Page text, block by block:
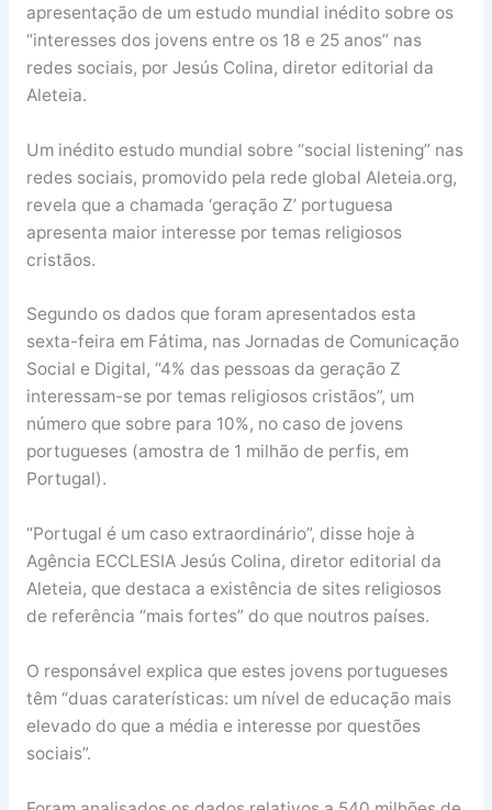
apresentação de um estudo mundial inédito sobre os
“interesses dos jovens entre os 18 e 25 anos” nas
redes sociais, por Jesús Colina, diretor editorial da
Aleteia.
Um inédito estudo mundial sobre “social listening” nas
redes sociais, promovido pela rede global Aleteia.org,
revela que a chamada ‘geração Z’ portuguesa
apresenta maior interesse por temas religiosos
cristãos.
Segundo os dados que foram apresentados esta
sexta-feira em Fátima, nas Jornadas de Comunicação
Social e Digital, “4% das pessoas da geração Z
interessam-se por temas religiosos cristãos”, um
número que sobre para 10%, no caso de jovens
portugueses (amostra de 1 milhão de perfis, em
Portugal).
“Portugal é um caso extraordinário”, disse hoje à
Agência ECCLESIA Jesús Colina, diretor editorial da
Aleteia, que destaca a existência de sites religiosos
de referência “mais fortes” do que noutros países.
O responsável explica que estes jovens portugueses
têm “duas caraterísticas: um nível de educação mais
elevado do que a média e interesse por questões
sociais”.